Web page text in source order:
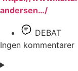
andersen…/
DEBAT
Ingen kommentarer